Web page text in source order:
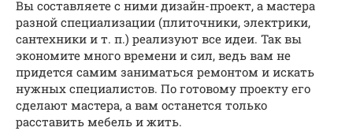
Вы составляете с ними дизайн-проект, а мастера
разной специализации (плиточники, электрики,
сантехники и т. п.) реализуют все идеи. Так вы
экономите много времени и сил, ведь вам не
придется самим заниматься ремонтом и искать
нужных специалистов. По готовому проекту его
сделают мастера, а вам останется только
расставить мебель и жить.